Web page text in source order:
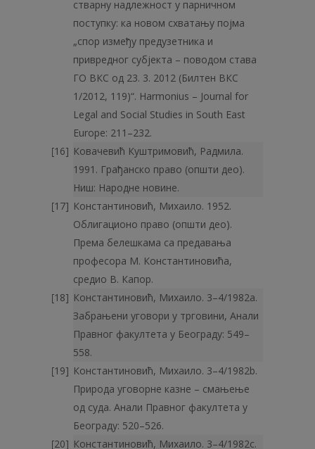
стварну надлежност у парничном
поступку: ка новом схватању појма
„спор између предузетника и
привредног субјекта – поводом става
ГО ВКС од 23. 3. 2012 (Билтен ВКС
1/2012, 119)“. Harmonius – Journal for
Legal and Social Studies in South East
Europe: 211–232.
Ковачевић Куштримовић, Радмила.
1991. Грађанско право (општи део).
Ниш: Народне новине.
Константиновић, Михаило. 1952.
Облигационо право (општи део).
Према белешкама са предавања
професора М. Константиновића,
средио В. Капор.
Константиновић, Михаило. 3–4/1982а.
Забрањени уговори у трговини, Анали
Правног факултета у Београду: 549–
558.
Константиновић, Михаило. 3–4/1982b.
Природа уговорне казне – смањење
од суда. Анали Правног факултета у
Београду: 520–526.
Константиновић, Михаило. 3–4/1982c.